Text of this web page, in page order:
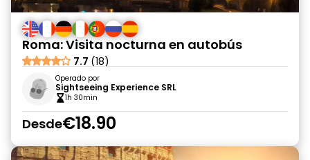
Roma: Visita nocturna en autobús
7.7 (18)
Operado por
Sightseeing Experience SRL
1h 30min
Desde€18.90